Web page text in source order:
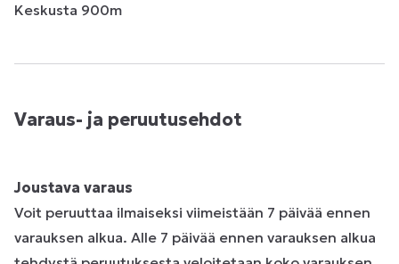
Keskusta 900m
Varaus- ja peruutusehdot
Joustava varaus
Voit peruuttaa ilmaiseksi viimeistään 7 päivää ennen
varauksen alkua. Alle 7 päivää ennen varauksen alkua